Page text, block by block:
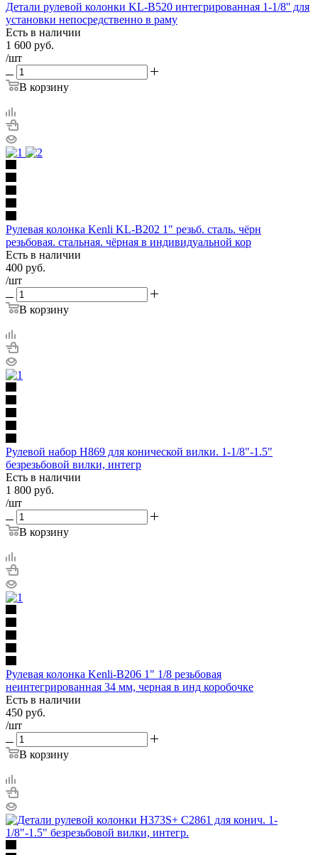
Детали рулевой колонки KL-B520 интегрированная 1-1/8'' для
установки непосредственно в раму
Есть в наличии
1 600 руб.
/шт
В корзину
Рулевая колонка Kenli KL-B202 1" резьб. сталь. чёрн
резьбовая. стальная. чёрная в индивидуальной кор
Есть в наличии
400 руб.
/шт
В корзину
Рулевой набор H869 для конической вилки. 1-1/8"-1.5"
безрезьбовой вилки, интегр
Есть в наличии
1 800 руб.
/шт
В корзину
Рулевая колонка Kenli-B206 1" 1/8 резьбовая
неинтегрированная 34 мм, черная в инд коробочке
Есть в наличии
450 руб.
/шт
В корзину